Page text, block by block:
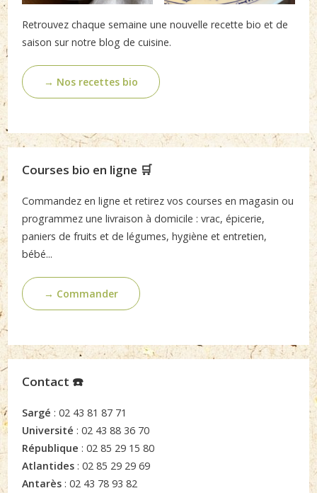
Retrouvez chaque semaine une nouvelle recette bio et de
saison sur notre blog de cuisine.
→ Nos recettes bio
Courses bio en ligne 🛒
Commandez en ligne et retirez vos courses en magasin ou
programmez une livraison à domicile : vrac, épicerie,
paniers de fruits et de légumes, hygiène et entretien,
bébé...
→ Commander
Contact ☎️
Sargé : 02 43 81 87 71
Université : 02 43 88 36 70
République : 02 85 29 15 80
Atlantides : 02 85 29 29 69
Antarès : 02 43 78 93 82